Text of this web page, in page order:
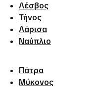
Λέσβος
Τήνος
Λάρισα
Ναύπλιο
Πάτρα
Μύκονος